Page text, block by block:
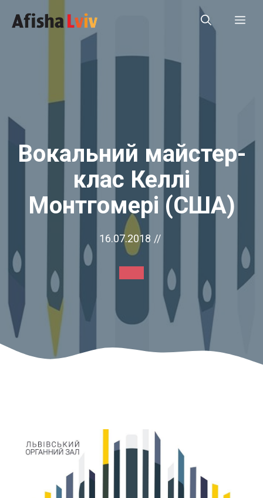
до
Вокальний майстер-
клас Келлі
Монтгомері (США)
16.07.2018 //